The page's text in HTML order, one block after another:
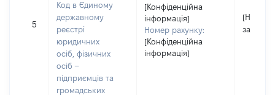
5
Код в Єдиному
державному
реєстрі
юридичних
осіб, фізичних
осіб –
підприємців та
громадських
[Конфіденційна
інформація]
Номер рахунку:
[Конфіденційна
інформація]
[Не